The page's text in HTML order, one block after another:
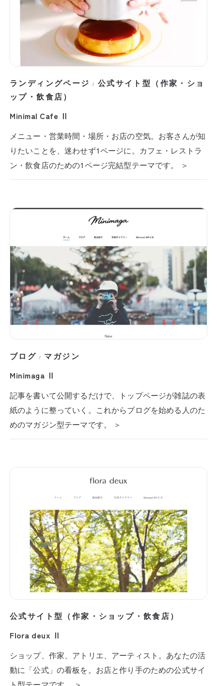
ランディングページ / 公式サイト型（作家・ショ
ップ・飲食店）
Minimal Cafe Ⅱ
メニュー・営業時間・場所・お店の空気。お客さんが知
りたいことを、迷わせず1ページに。カフェ・レストラ
ン・飲食店のための1ページ完結型テーマです。 ＞
ブログ / マガジン
Minimaga Ⅱ
記事を書いて公開するだけで、トップページが雑誌の表
紙のように整っていく。これからブログを始める人のた
めのマガジン型テーマです。 ＞
公式サイト型（作家・ショップ・飲食店）
Flora deux Ⅱ
ショップ、作家、アトリエ、アーティスト。あなたの活
動に「公式」の看板を。お店と作り手のための公式サイ